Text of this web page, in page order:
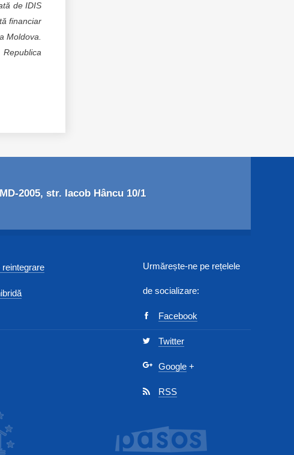
de IDIS
financiar
Moldova.
2005, str. Iacob Hâncu 10/1
reintegrare Urmărește-ne pe rețelele
de socializare:
Facebook
Twitter
Google +
RSS